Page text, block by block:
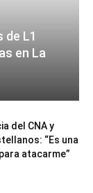
L1
en La
del CNA y
“Es una
atacarme”